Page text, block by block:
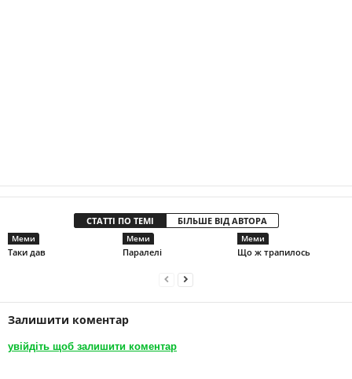
СТАТТІ ПО ТЕМІ БІЛЬШЕ ВІД АВТОРА
Меми
Таки дав
Меми
Паралелі
Меми
Що ж трапилось
Залишити коментар
увійдіть щоб залишити коментар